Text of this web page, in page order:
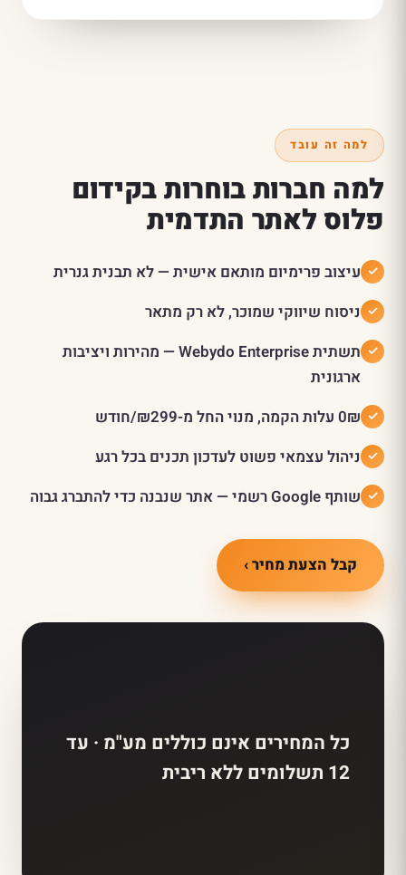
למה זה עובד
למה חברות בוחרות בקידום
פלוס לאתר התדמית
עיצוב פרימיום מותאם אישית — לא תבנית גנרית
ניסוח שיווקי שמוכר, לא רק מתאר
תשתית Webydo Enterprise — מהירות ויציבות
ארגונית
0₪ עלות הקמה, מנוי החל מ-₪299/חודש
ניהול עצמאי פשוט לעדכון תכנים בכל רגע
שותף Google רשמי — אתר שנבנה כדי להתברג גבוה
קבל הצעת מחיר ›
כל המחירים אינם כוללים מע"מ · עד
12 תשלומים ללא ריבית